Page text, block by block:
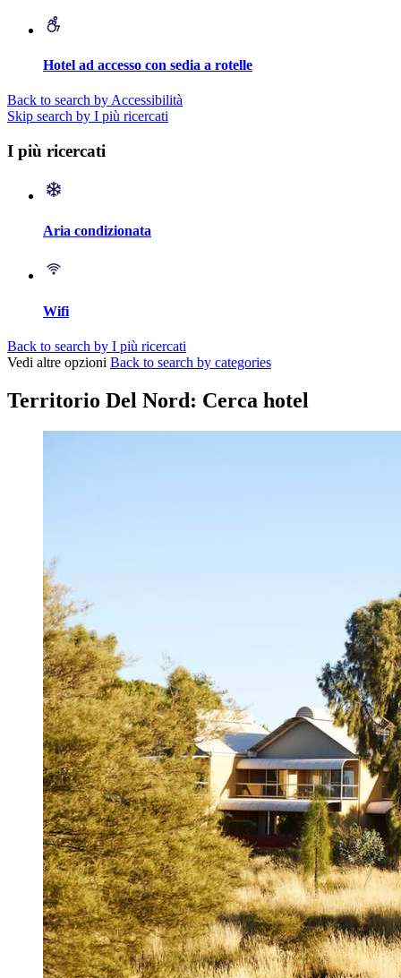
Hotel ad accesso con sedia a rotelle
Back to search by Accessibilità
Skip search by I più ricercati
I più ricercati
Aria condizionata
Wifi
Back to search by I più ricercati
Vedi altre opzioni Back to search by categories
Territorio Del Nord: Cerca hotel